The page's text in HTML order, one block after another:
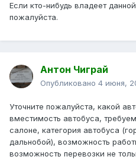
Если кто-нибудь владеет
пожалуйста.
Антон Чиграй
Опубликовано 4 июня,
Уточните пожалуйста, какой
вместимость автобуса,
салоне, категория автобуса
дальнобой), возможность
возможность перевозки не